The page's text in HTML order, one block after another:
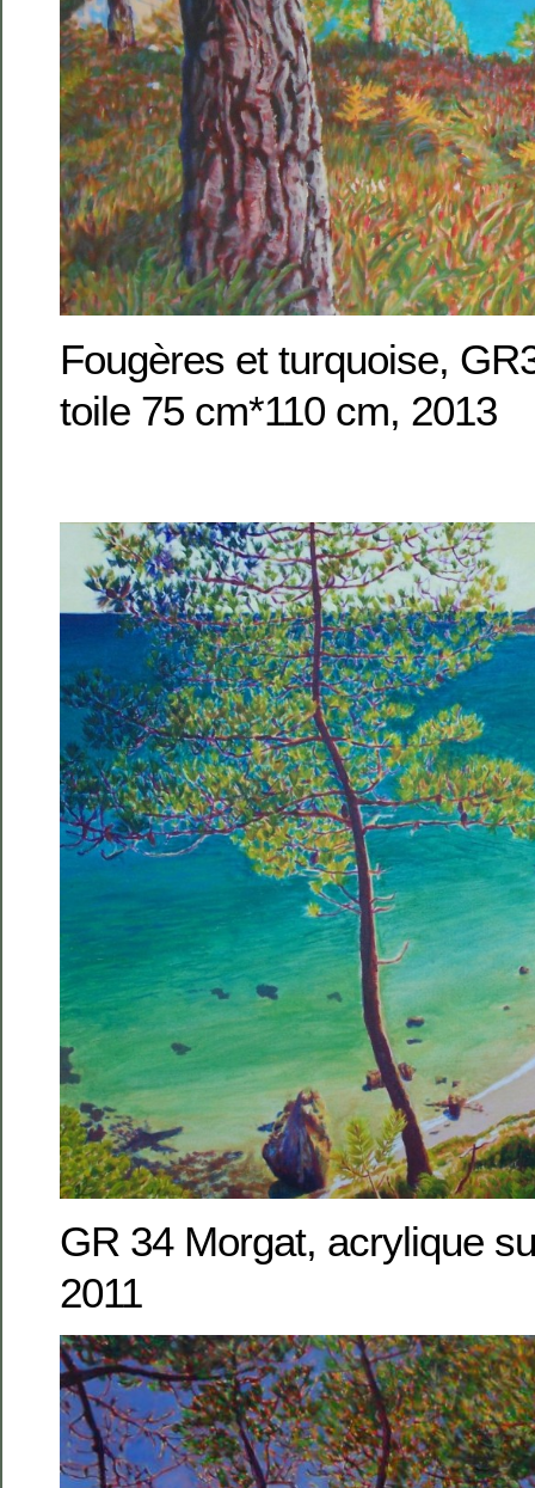
Fougères et turquoise,
toile 75 cm*110 cm, 2013
GR 34 Morgat, acrylique
2011